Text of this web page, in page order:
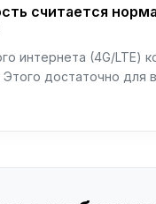
считается
интернета (4G/LTE)
достаточно для